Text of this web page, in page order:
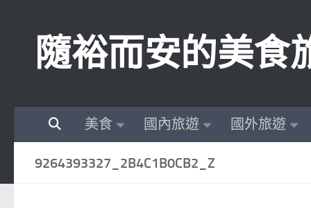
隨裕而安的美食
美食 國內旅遊 國外旅遊
9264393327_2B4C1B0CB2_Z